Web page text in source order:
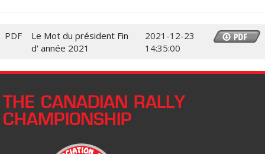
PDF
Le Mot du président Fin
d' année 2021
2021-12-23
14:35:00
THE CANADIAN RALLY
CHAMPIONSHIP